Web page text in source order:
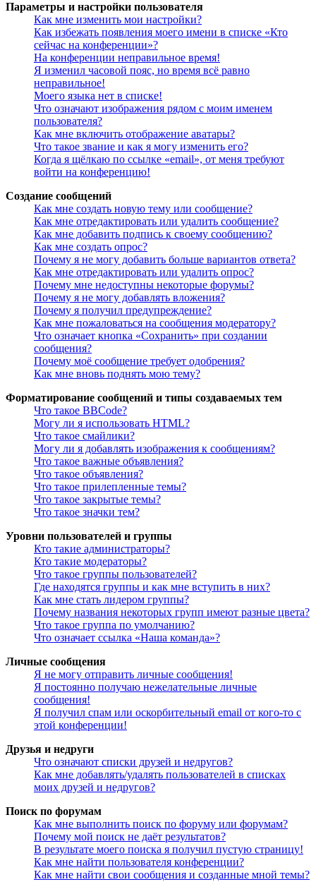
Параметры и настройки пользователя
Как мне изменить мои настройки?
Как избежать появления моего имени в списке «Кто
сейчас на конференции»?
На конференции неправильное время!
Я изменил часовой пояс, но время всё равно
неправильное!
Моего языка нет в списке!
Что означают изображения рядом с моим именем
пользователя?
Как мне включить отображение аватары?
Что такое звание и как я могу изменить его?
Когда я щёлкаю по ссылке «email», от меня требуют
войти на конференцию!
Создание сообщений
Как мне создать новую тему или сообщение?
Как мне отредактировать или удалить сообщение?
Как мне добавить подпись к своему сообщению?
Как мне создать опрос?
Почему я не могу добавить больше вариантов ответа?
Как мне отредактировать или удалить опрос?
Почему мне недоступны некоторые форумы?
Почему я не могу добавлять вложения?
Почему я получил предупреждение?
Как мне пожаловаться на сообщения модератору?
Что означает кнопка «Сохранить» при создании
сообщения?
Почему моё сообщение требует одобрения?
Как мне вновь поднять мою тему?
Форматирование сообщений и типы создаваемых тем
Что такое BBCode?
Могу ли я использовать HTML?
Что такое смайлики?
Могу ли я добавлять изображения к сообщениям?
Что такое важные объявления?
Что такое объявления?
Что такое прилепленные темы?
Что такое закрытые темы?
Что такое значки тем?
Уровни пользователей и группы
Кто такие администраторы?
Кто такие модераторы?
Что такое группы пользователей?
Где находятся группы и как мне вступить в них?
Как мне стать лидером группы?
Почему названия некоторых групп имеют разные цвета?
Что такое группа по умолчанию?
Что означает ссылка «Наша команда»?
Личные сообщения
Я не могу отправить личные сообщения!
Я постоянно получаю нежелательные личные
сообщения!
Я получил спам или оскорбительный email от кого-то с
этой конференции!
Друзья и недруги
Что означают списки друзей и недругов?
Как мне добавлять/удалять пользователей в списках
моих друзей и недругов?
Поиск по форумам
Как мне выполнить поиск по форуму или форумам?
Почему мой поиск не даёт результатов?
В результате моего поиска я получил пустую страницу!
Как мне найти пользователя конференции?
Как мне найти свои сообщения и созданные мной темы?